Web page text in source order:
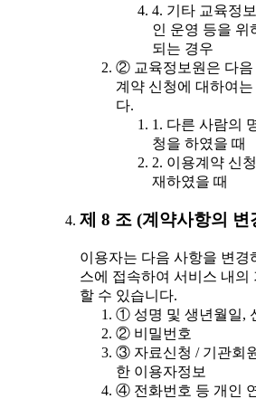
4. 기타 교육정
인 운영 등을 위
되는 경우
② 교육정보원은 다음
계약 신청에 대하여
다.
1. 다른 사람의
청을 하였을 때
2. 이용계약 신
재하였을 때
제 8 조 (계약사항의 변
이용자는 다음 사항을 변경
스에 접속하여 서비스 내의
할 수 있습니다.
① 성명 및 생년월일,
② 비밀번호
③ 자료신청 / 기관회
한 이용자정보
④ 전화번호 등 개인